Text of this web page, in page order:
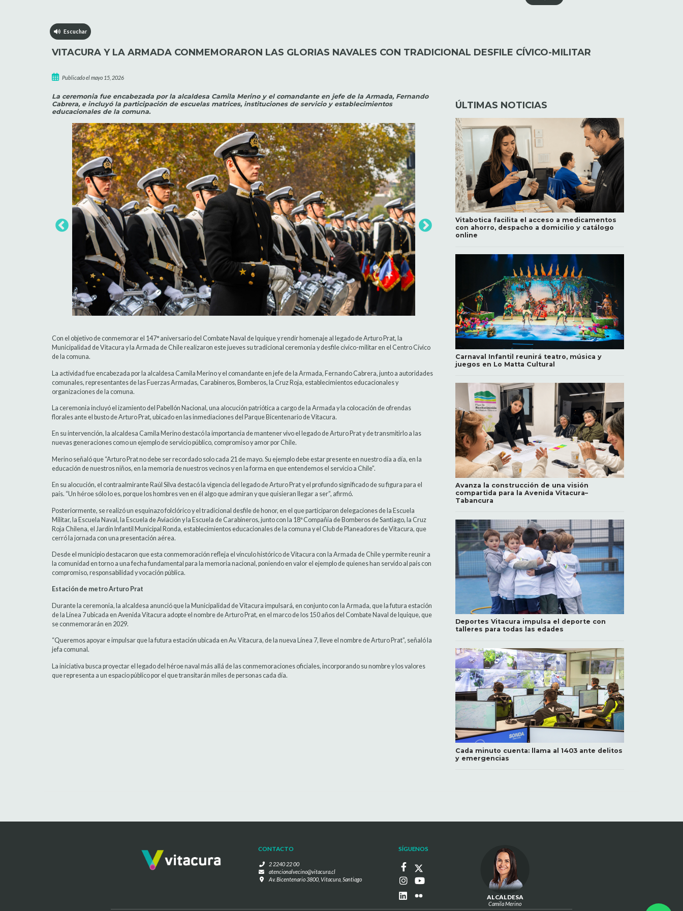
Escuchar
VITACURA Y LA ARMADA CONMEMORARON LAS GLORIAS NAVALES CON TRADICIONAL DESFILE CÍVICO-MILITAR
Publicado el mayo 15, 2026
La ceremonia fue encabezada por la alcaldesa Camila Merino y el comandante en jefe de la Armada, Fernando
Cabrera, e incluyó la participación de escuelas matrices, instituciones de servicio y establecimientos
educacionales de la comuna.
Con el objetivo de conmemorar el 147° aniversario del Combate Naval de Iquique y rendir homenaje al legado de Arturo Prat, la
Municipalidad de Vitacura y la Armada de Chile realizaron este jueves su tradicional ceremonia y desfile cívico-militar en el Centro Cívico
de la comuna.
La actividad fue encabezada por la alcaldesa Camila Merino y el comandante en jefe de la Armada, Fernando Cabrera, junto a autoridades
comunales, representantes de las Fuerzas Armadas, Carabineros, Bomberos, la Cruz Roja, establecimientos educacionales y
organizaciones de la comuna.
La ceremonia incluyó el izamiento del Pabellón Nacional, una alocución patriótica a cargo de la Armada y la colocación de ofrendas
florales ante el busto de Arturo Prat, ubicado en las inmediaciones del Parque Bicentenario de Vitacura.
En su intervención, la alcaldesa Camila Merino destacó la importancia de mantener vivo el legado de Arturo Prat y de transmitirlo a las
nuevas generaciones como un ejemplo de servicio público, compromiso y amor por Chile.
Merino señaló que “Arturo Prat no debe ser recordado solo cada 21 de mayo. Su ejemplo debe estar presente en nuestro día a día, en la
educación de nuestros niños, en la memoria de nuestros vecinos y en la forma en que entendemos el servicio a Chile”.
En su alocución, el contraalmirante Raúl Silva destacó la vigencia del legado de Arturo Prat y el profundo significado de su figura para el
país. “Un héroe sólo lo es, porque los hombres ven en él algo que admiran y que quisieran llegar a ser”, afirmó.
Posteriormente, se realizó un esquinazo folclórico y el tradicional desfile de honor, en el que participaron delegaciones de la Escuela
Militar, la Escuela Naval, la Escuela de Aviación y la Escuela de Carabineros, junto con la 18ª Compañía de Bomberos de Santiago, la Cruz
Roja Chilena, el Jardín Infantil Municipal Ronda, establecimientos educacionales de la comuna y el Club de Planeadores de Vitacura, que
cerró la jornada con una presentación aérea.
Desde el municipio destacaron que esta conmemoración refleja el vínculo histórico de Vitacura con la Armada de Chile y permite reunir a
la comunidad en torno a una fecha fundamental para la memoria nacional, poniendo en valor el ejemplo de quienes han servido al país con
compromiso, responsabilidad y vocación pública.
Estación de metro Arturo Prat
Durante la ceremonia, la alcaldesa anunció que la Municipalidad de Vitacura impulsará, en conjunto con la Armada, que la futura estación
de la Línea 7 ubicada en Avenida Vitacura adopte el nombre de Arturo Prat, en el marco de los 150 años del Combate Naval de Iquique, que
se conmemorarán en 2029.
“Queremos apoyar e impulsar que la futura estación ubicada en Av. Vitacura, de la nueva Línea 7, lleve el nombre de Arturo Prat”, señaló la
jefa comunal.
La iniciativa busca proyectar el legado del héroe naval más allá de las conmemoraciones oficiales, incorporando su nombre y los valores
que representa a un espacio público por el que transitarán miles de personas cada día.
ÚLTIMAS NOTICIAS
Vitabotica facilita el acceso a medicamentos
con ahorro, despacho a domicilio y catálogo
online
Carnaval Infantil reunirá teatro, música y
juegos en Lo Matta Cultural
Avanza la construcción de una visión
compartida para la Avenida Vitacura–
Tabancura
Deportes Vitacura impulsa el deporte con
talleres para todas las edades
Cada minuto cuenta: llama al 1403 ante delitos
y emergencias
CONTACTO
2 2240 22 00
atencionalvecino@vitacura.cl
Av. Bicentenario 3800, Vitacura, Santiago
SÍGUENOS
ALCALDESA
Camila Merino